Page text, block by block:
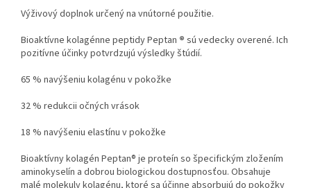
pre športovcov.
Výživový doplnok určený na vnútorné použitie.
Bioaktívne kolagénne peptidy Peptan ® sú vedecky overené. Ich
pozitívne účinky potvrdzujú výsledky štúdií.
65 % navýšeniu kolagénu v pokožke
32 % redukcii očných vrások
18 % navýšeniu elastínu v pokožke
Bioaktívny kolagén Peptan® je proteín so špecifickým zložením
aminokyselín a dobrou biologickou dostupnosťou. Obsahuje
malé molekuly kolagénu, ktoré sa účinne absorbujú do pokožky